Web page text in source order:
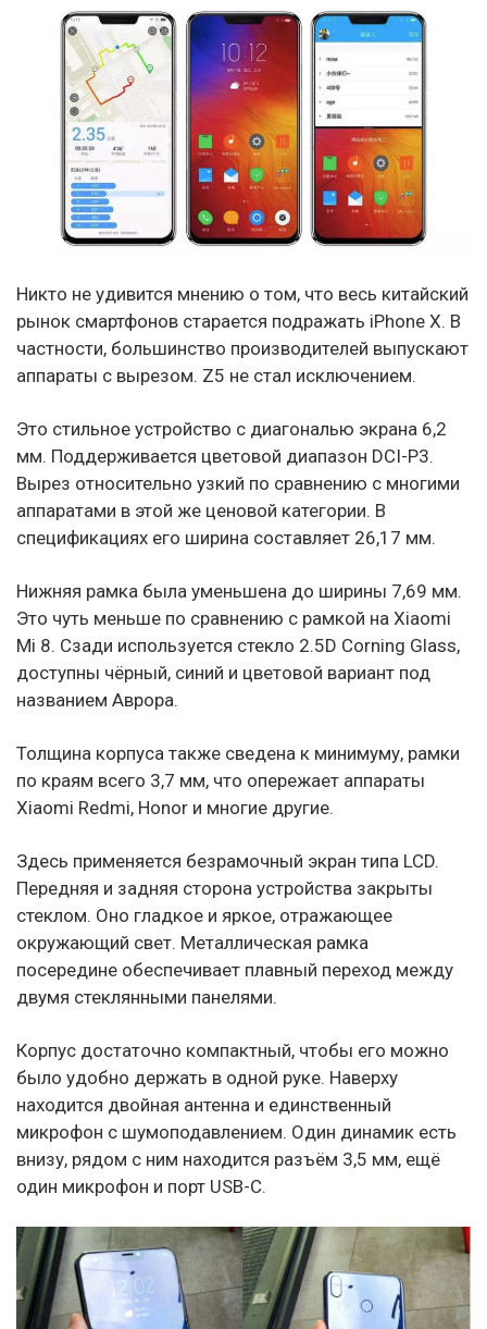
Никто не удивится мнению о том, что весь китайский
рынок смартфонов старается подражать iPhone X. В
частности, большинство производителей выпускают
аппараты с вырезом. Z5 не стал исключением.
Это стильное устройство с диагональю экрана 6,2
мм. Поддерживается цветовой диапазон DCI-P3.
Вырез относительно узкий по сравнению с многими
аппаратами в этой же ценовой категории. В
спецификациях его ширина составляет 26,17 мм.
Нижняя рамка была уменьшена до ширины 7,69 мм.
Это чуть меньше по сравнению с рамкой на Xiaomi
Mi 8. Сзади используется стекло 2.5D Corning Glass,
доступны чёрный, синий и цветовой вариант под
названием Аврора.
Толщина корпуса также сведена к минимуму, рамки
по краям всего 3,7 мм, что опережает аппараты
Xiaomi Redmi, Honor и многие другие.
Здесь применяется безрамочный экран типа LCD.
Передняя и задняя сторона устройства закрыты
стеклом. Оно гладкое и яркое, отражающее
окружающий свет. Металлическая рамка
посередине обеспечивает плавный переход между
двумя стеклянными панелями.
Корпус достаточно компактный, чтобы его можно
было удобно держать в одной руке. Наверху
находится двойная антенна и единственный
микрофон с шумоподавлением. Один динамик есть
внизу, рядом с ним находится разъём 3,5 мм, ещё
один микрофон и порт USB-C.